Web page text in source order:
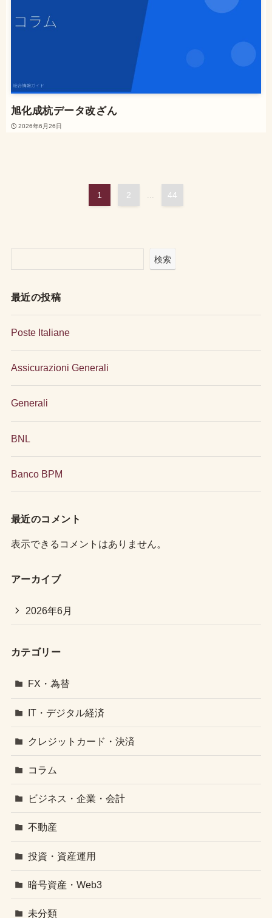
旭化成杭データ改ざん
2026年6月26日
1 2 44
検索
最近の投稿
Poste Italiane
Assicurazioni Generali
Generali
BNL
Banco BPM
最近のコメント
表示できるコメントはありません。
アーカイブ
2026年6月
カテゴリー
FX・為替
IT・デジタル経済
クレジットカード・決済
コラム
ビジネス・企業・会計
不動産
投資・資産運用
暗号資産・Web3
未分類